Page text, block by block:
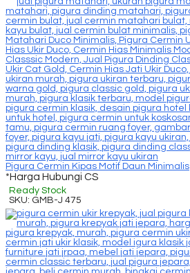
Pigura Cermin Kipas Motif Daun Minimalis
*Harga Hubungi CS
Ready Stock
SKU: GMB-J 475